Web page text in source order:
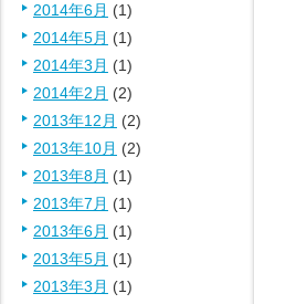
2014年6月 (1)
2014年5月 (1)
2014年3月 (1)
2014年2月 (2)
2013年12月 (2)
2013年10月 (2)
2013年8月 (1)
2013年7月 (1)
2013年6月 (1)
2013年5月 (1)
2013年3月 (1)